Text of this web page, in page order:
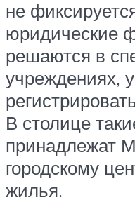
не
юридические
решаются в
учреждениях,
В столице
принадлежат
городскому
жилья.